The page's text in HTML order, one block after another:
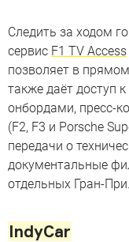
Следить за ходом
сервис F1 TV Access
позволяет в
также даёт доступ
онбордами, пресс-
(F2, F3 и Porsche
передачи о
документальные
отдельных Гран-При.
IndyCar